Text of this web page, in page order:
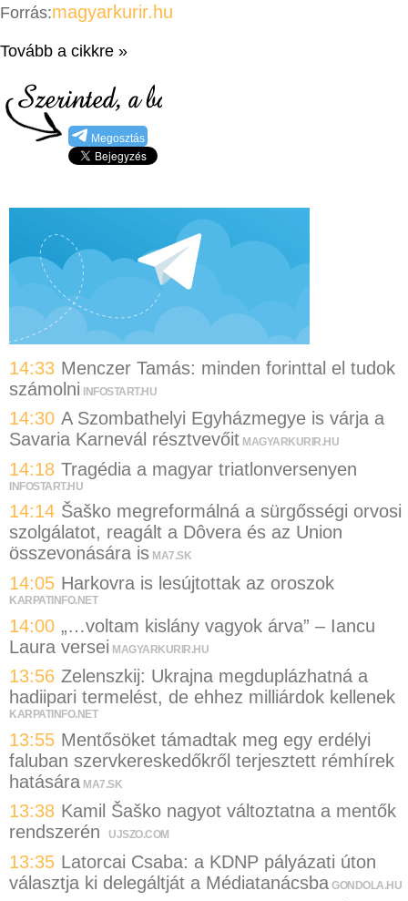
Forrás:magyarkurir.hu
Tovább a cikkre »
Megosztás
14:33 Menczer Tamás: minden forinttal el tudok
számolni INFOSTART.HU
14:30 A Szombathelyi Egyházmegye is várja a
Savaria Karnevál résztvevőit MAGYARKURIR.HU
14:18 Tragédia a magyar triatlonversenyen
INFOSTART.HU
14:14 Šaško megreformálná a sürgősségi orvosi
szolgálatot, reagált a Dôvera és az Union
összevonására is MA7.SK
14:05 Harkovra is lesújtottak az oroszok
KARPATINFO.NET
14:00 „…voltam kislány vagyok árva” – Iancu
Laura versei MAGYARKURIR.HU
13:56 Zelenszkij: Ukrajna megduplázhatná a
hadiipari termelést, de ehhez milliárdok kellenek
KARPATINFO.NET
13:55 Mentősöket támadtak meg egy erdélyi
faluban szervkereskedőkről terjesztett rémhírek
hatására MA7.SK
13:38 Kamil Šaško nagyot változtatna a mentők
rendszerén
UJSZO.COM
13:35 Latorcai Csaba: a KDNP pályázati úton
választja ki delegáltját a Médiatanácsba GONDOLA.HU